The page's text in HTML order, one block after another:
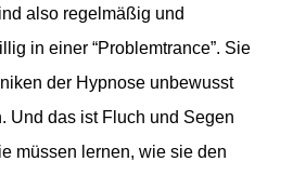
also regelmäßig und
in einer “Problemtrance”. Sie
der Hypnose unbewusst
Und das ist Fluch und Segen
müssen lernen, wie sie den